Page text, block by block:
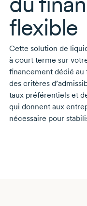
flexible
Cette solution de
à court terme sur
financement dédié au
des critères
taux préférentiels et
qui donnent aux
nécessaire pour